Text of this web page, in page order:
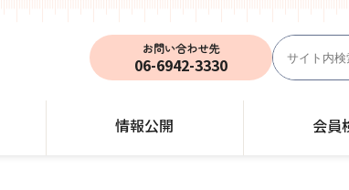
お問い合わせ先
06-6942-3330
情報公開 会員